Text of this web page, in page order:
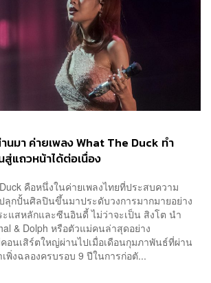
นมา ค่ายเพลง What The Duck ทำ
แถวหน้าได้ต่อเนื่อง
คือหนึ่งในค่ายเพลงไทยที่ประสบความ
ลุกปั้นศิลปินขึ้นมาประดับวงการมากมายอย่าง
ะแสหลักและซีนอินดี้ ไม่ว่าจะเป็น สิงโต นำ
& Dolph หรือตัวแม่คนล่าสุดอย่าง
คอนเสิร์ตใหญ่ผ่านไปเมื่อเดือนกุมภาพันธ์ที่ผ่าน
พิ่งฉลองครบรอบ 9 ปีในการก่อตั...